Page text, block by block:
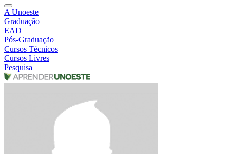
A Unoeste
Graduação
EAD
Pós-Graduação
Cursos Técnicos
Cursos Livres
Pesquisa